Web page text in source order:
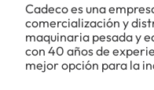
Califica el producto
★★★★★
Cadeco es una
comercialización y
maquinaria pesada y
con 40 años de
mejor opción para la